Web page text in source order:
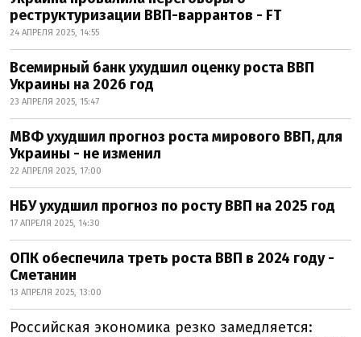
реструктуризации ВВП-варрантов - FT
24 АПРЕЛЯ 2025, 14:55
Всемирный банк ухудшил оценку роста ВВП
Украины на 2026 год
23 АПРЕЛЯ 2025, 15:47
МВФ ухудшил прогноз роста мирового ВВП, для
Украины - не изменил
22 АПРЕЛЯ 2025, 17:00
НБУ ухудшил прогноз по росту ВВП на 2025 год
17 АПРЕЛЯ 2025, 14:30
ОПК обеспечила треть роста ВВП в 2024 году -
Сметанин
13 АПРЕЛЯ 2025, 13:00
Российская экономика резко замедляется: